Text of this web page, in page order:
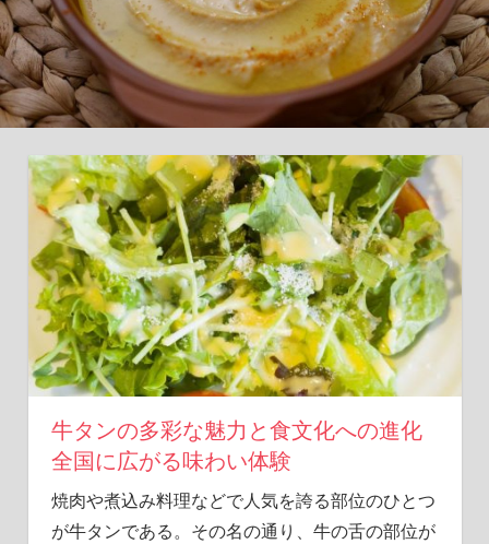
絶
品
牛
た
ん
の
旅
へ！
牛タンの多彩な魅力と食文化への進化
全国に広がる味わい体験
焼肉や煮込み料理などで人気を誇る部位のひとつ
が牛タンである。 その名の通り、牛の舌の部位が